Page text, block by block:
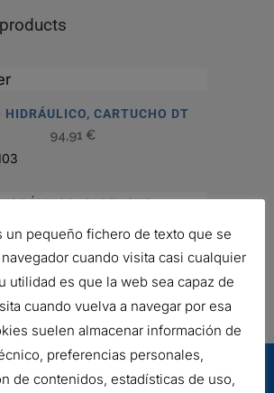
HIDRÁULICO, CARTUCHO DT
94,91 €
HIDRÁULICO, CARTUCHO
93,91€
un pequeño fichero de texto que se
cuando visita casi cualquier
utilidad es que la web sea capaz de
cuando vuelva a navegar por esa
suelen almacenar información de
preferencias personales,
de contenidos, estadísticas de uso,